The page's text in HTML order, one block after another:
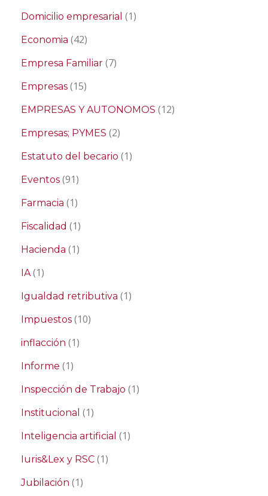
Domicilio empresarial (1)
Economia (42)
Empresa Familiar (7)
Empresas (15)
EMPRESAS Y AUTONOMOS (12)
Empresas; PYMES (2)
Estatuto del becario (1)
Eventos (91)
Farmacia (1)
Fiscalidad (1)
Hacienda (1)
IA(1)
Igualdad retributiva (1)
Impuestos (10)
inflacción (1)
Informe (1)
Inspección de Trabajo (1)
Institucional (1)
Inteligencia artificial (1)
Iuris&Lex y RSC (1)
Jubilación (1)